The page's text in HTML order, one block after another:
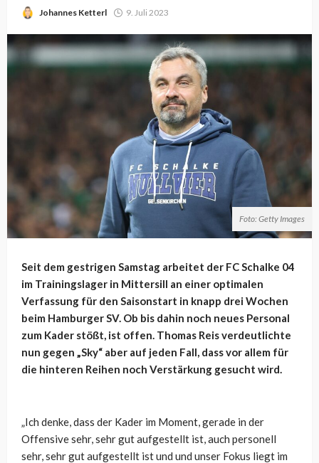
Johannes Ketterl 9. Juli 2023
Foto: Getty Images
Seit dem gestrigen Samstag arbeitet der FC Schalke 04
im Trainingslager in Mittersill an einer optimalen
Verfassung für den Saisonstart in knapp drei Wochen
beim Hamburger SV. Ob bis dahin noch neues Personal
zum Kader stößt, ist offen. Thomas Reis verdeutlichte
nun gegen „Sky“ aber auf jeden Fall, dass vor allem für
die hinteren Reihen noch Verstärkung gesucht wird.
„Ich denke, dass der Kader im Moment, gerade in der
Offensive sehr, sehr gut aufgestellt ist, auch personell
sehr, sehr gut aufgestellt ist und und unser Fokus liegt im